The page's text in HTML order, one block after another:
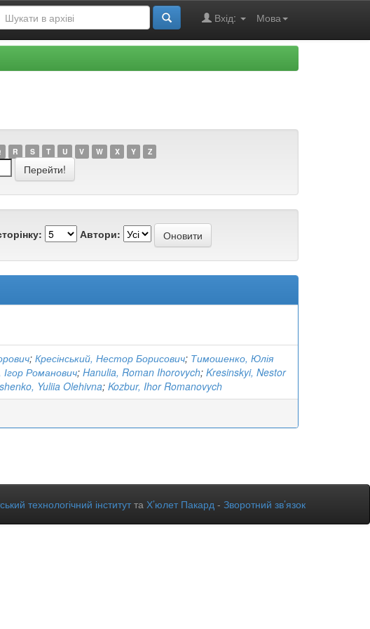
Мова
Вхід:
R S T U V W X Y Z
Автори:
; Кресінський, Нестор Борисович; Тимошенко, Юлія
Ігор Романович; Hanulia, Roman Ihorovych; Kresinskyi, Nestor
Yuliia Olehivna; Kozbur, Ihor Romanovych
технологічний інститутта Х’юлет Пакард - Зворотний зв’язок